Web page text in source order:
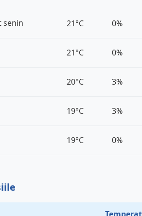
senin 21°C 0%
21°C 0%
20°C 3%
19°C 3%
19°C 0%